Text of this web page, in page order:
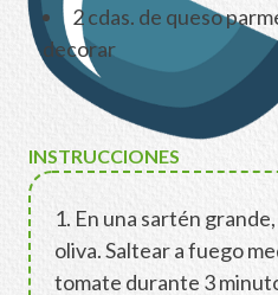
2 cdas. de queso
decorar
INSTRUCCIONES
1. En una sartén
oliva. Saltear a fuego
tomate durante 3